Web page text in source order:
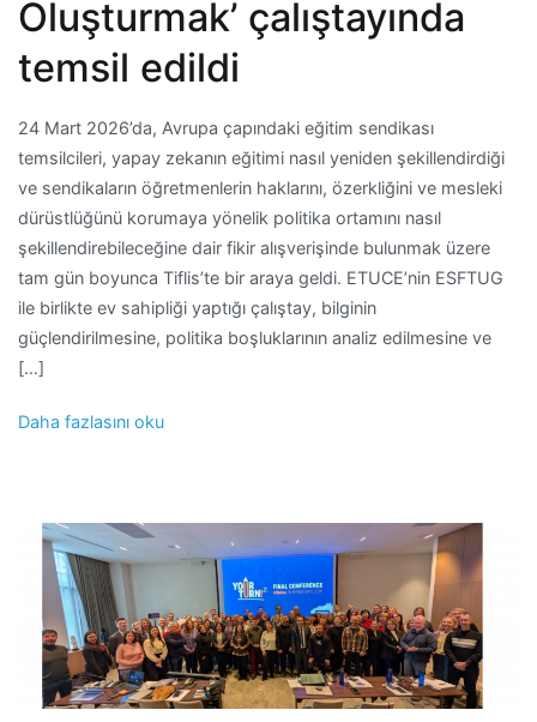
Oluşturmak’ çalıştayında
temsil edildi
24 Mart 2026’da, Avrupa çapındaki eğitim sendikası
temsilcileri, yapay zekanın eğitimi nasıl yeniden şekillendirdiği
ve sendikaların öğretmenlerin haklarını, özerkliğini ve mesleki
dürüstlüğünü korumaya yönelik politika ortamını nasıl
şekillendirebileceğine dair fikir alışverişinde bulunmak üzere
tam gün boyunca Tiflis’te bir araya geldi. ETUCE’nin ESFTUG
ile birlikte ev sahipliği yaptığı çalıştay, bilginin
güçlendirilmesine, politika boşluklarının analiz edilmesine ve
[…]
Daha fazlasını oku